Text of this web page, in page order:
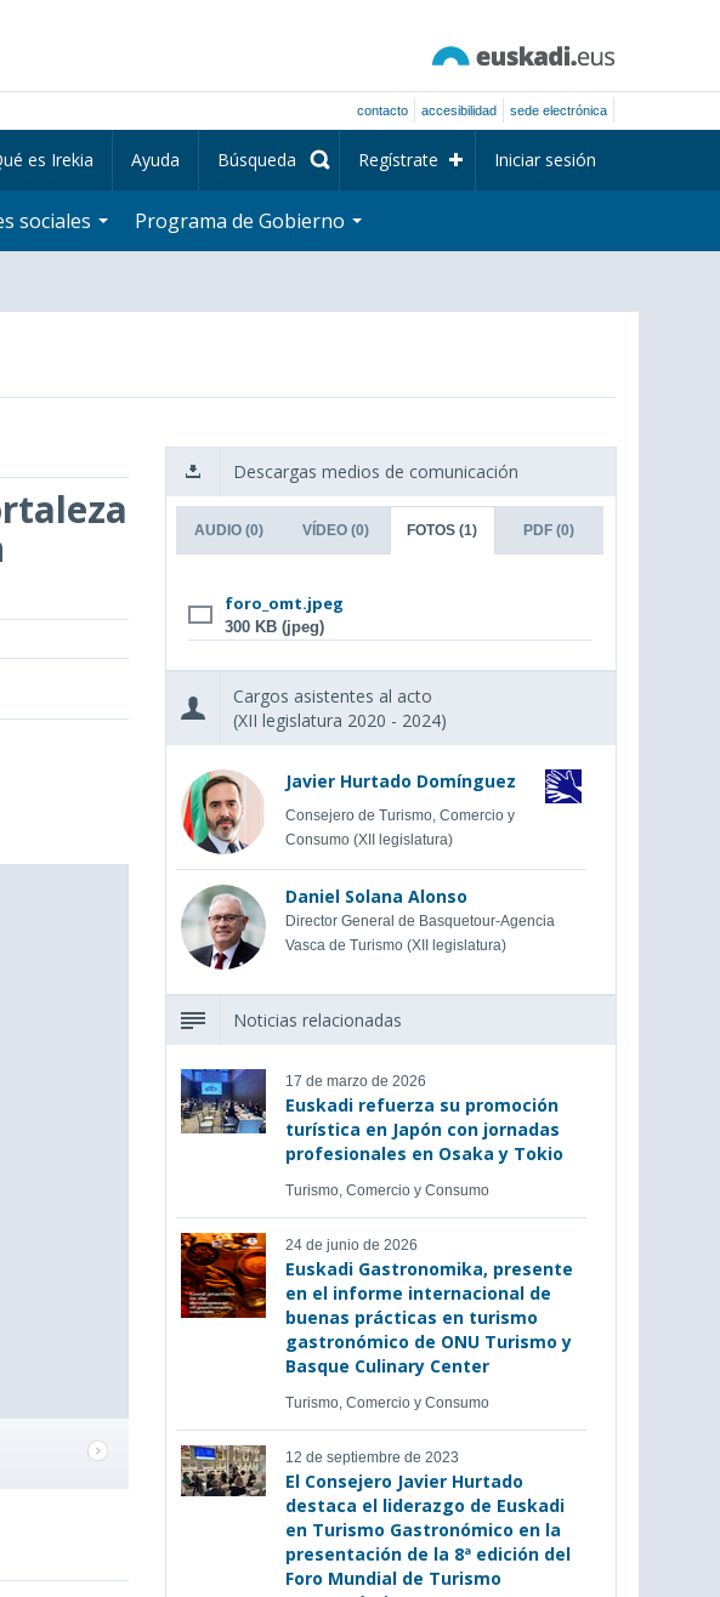
contacto accesibilidad sede electrónica
es Irekia Ayuda Búsqueda Regístrate Iniciar sesión
sociales Programa de Gobierno
Descargas medios de comunicación
AUDIO(0) VÍDEO(0) FOTOS (1) PDF (0)
foro_omt.jpeg
300 KB (jpeg)
Cargos asistentes al acto
(XII legislatura 2020 - 2024)
Javier Hurtado Domínguez
Consejero de Turismo, Comercio y
Consumo (XII legislatura)
Daniel Solana Alonso
Director General de Basquetour-Agencia
Vasca de Turismo (XII legislatura)
Noticias relacionadas
17 de marzo de 2026
Euskadi refuerza su promoción
turística en Japón con jornadas
profesionales en Osaka y Tokio
Turismo, Comercio y Consumo
24 de junio de 2026
Euskadi Gastronomika, presente
en el informe internacional de
buenas prácticas en turismo
gastronómico de ONU Turismo y
Basque Culinary Center
Turismo, Comercio y Consumo
12 de septiembre de 2023
El Consejero Javier Hurtado
destaca el liderazgo de Euskadi
en Turismo Gastronómico en la
presentación de la 8ª edición del
Foro Mundial de Turismo